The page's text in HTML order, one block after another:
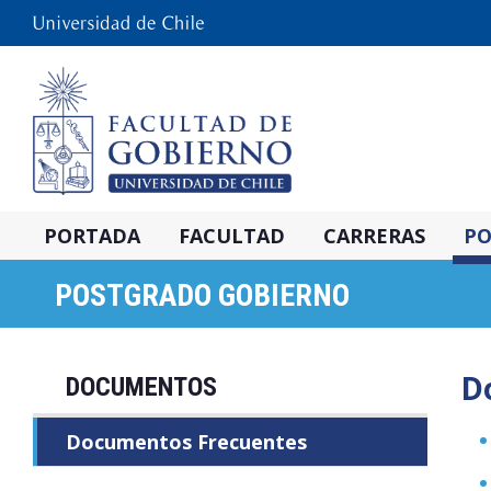
PORTADA FACULTAD CARRERAS
POSTGRADO GOBIERNO
DOCUMENTOS
Documentos Frecuentes